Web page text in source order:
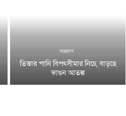
সারাদেশ
তিস্তার পানি বিপৎসীমার নিচে, বাড়ছে
ভাঙন আতঙ্ক